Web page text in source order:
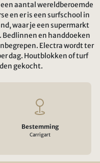
aantal wereldberoemde
en er is een surfschool in
waar je een supermarkt
Bedlinnen en handdoeken
Electra wordt ter
dag. Houtblokken of turf
gekocht.
Bestemming
Carrigart